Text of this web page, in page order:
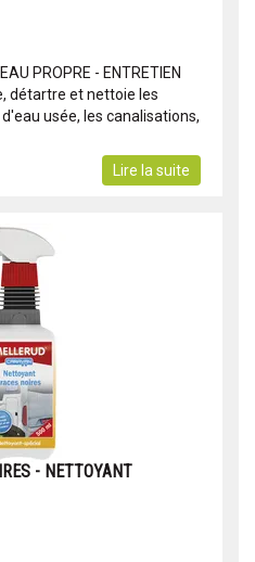
PROPRE - ENTRETIEN
détartre et nettoie les
usée, les canalisations,
Lire la suite
- NETTOYANT